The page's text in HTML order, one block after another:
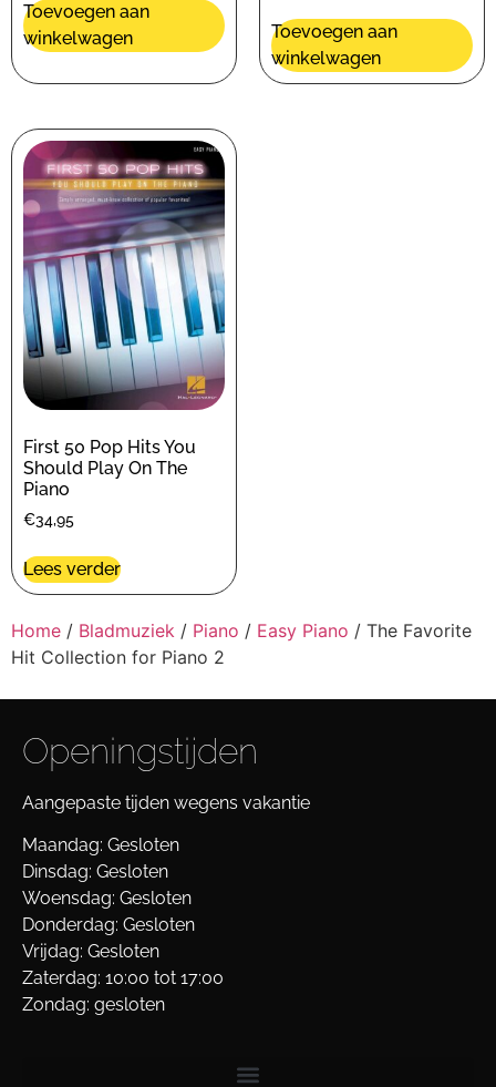
Toevoegen aan
winkelwagen
Toevoegen aan
winkelwagen
First 50 Pop Hits You
Should Play On The
Piano
€34,95
Lees verder
Home / Bladmuziek / Piano / Easy Piano / The Favorite
Hit Collection for Piano 2
Openingstijden
Aangepaste tijden wegens vakantie
Maandag: Gesloten
Dinsdag: Gesloten
Woensdag: Gesloten
Donderdag: Gesloten
Vrijdag: Gesloten
Zaterdag: 10:00 tot 17:00
Zondag: gesloten